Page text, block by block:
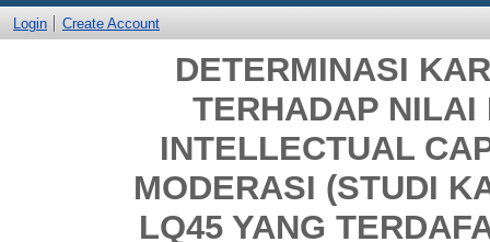
Login Create Account
DETERMINASI
TERHADAP NILAI
INTELLECTUAL
MODERASI (STUDI
LQ45 YANG